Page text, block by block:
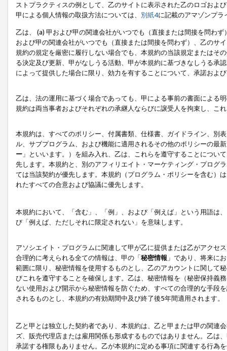
ストプラクティスの例として、乙のサイトに表示された乙のロゴおよ
甲による個人情報の取扱方法については、 別紙4に記載のアマゾンプ
乙は、 (a) 甲および甲の関連会社がいつでも（直接または間接を問わ
および甲の関連会社がいつでも（直接または間接を問わず）、乙のサ
規約の規定を厳密に履行しない場合でも、本規約の当該規定またはそ
る決定及び更新、甲がなしうる活動、甲が本規約に基づきなしうる承
によって提供した場合に限り、効力を有することについて、承諾およ
乙は、法の運用に基づく場合であっても、甲による事前の書面による
規約は両当事者およびそれぞれの承継人ならびに譲受人を拘束し、こ
本規約は、すべてのポリシー、付属書類、仕様書、ガイドライン、別
ル、サブプログラム、および機能に適用されるその他のポリシーの最
ー 」といいます。）を組み入れ、乙は、これらを遵守することにつ
先します。本規約と、別のアフィリエイト・マーケティング・プログ
ては当該契約が優先します。本規約（プログラム・ポリシーを含む）
れたすべての合意および協議に優先します。
本規約において、「含む」、「例」、および「例えば」という用語は
び「例えば、ただしそれに限定されない」を意味します。
アソシエイト・プログラムに関連して甲が乙に提供または乙がアクセ
合理的に考えられる全ての情報は、甲の「秘密情報 」であり、将来に
範囲に限り、秘密情報を使用するものとし、乙のアカウントに関して
びこれを遵守することを確保します。乙は、秘密情報を（秘密保持義
ない使用および開示から秘密情報を防ぐため、すべての合理的な手段
されるものとし、本規約の有効期間中及び終了後5年間適用されます。
乙と甲とは独立した契約者であり、本規約は、乙と甲または甲の関連
ズ、販売代理店または雇用関係も形成するものではありません。乙は
承諾する権限もありません。乙が本規約に定める事項に関連する行為